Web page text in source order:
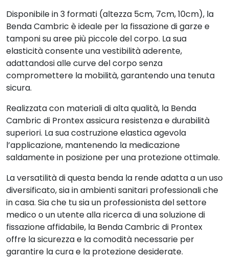
Disponibile in 3 formati (altezza 5cm, 7cm, 10cm), la
Benda Cambric è ideale per la fissazione di garze e
tamponi su aree più piccole del corpo. La sua
elasticità consente una vestibilità aderente,
adattandosi alle curve del corpo senza
compromettere la mobilità, garantendo una tenuta
sicura.
Realizzata con materiali di alta qualità, la Benda
Cambric di Prontex assicura resistenza e durabilità
superiori. La sua costruzione elastica agevola
l’applicazione, mantenendo la medicazione
saldamente in posizione per una protezione ottimale.
La versatilità di questa benda la rende adatta a un uso
diversificato, sia in ambienti sanitari professionali che
in casa. Sia che tu sia un professionista del settore
medico o un utente alla ricerca di una soluzione di
fissazione affidabile, la Benda Cambric di Prontex
offre la sicurezza e la comodità necessarie per
garantire la cura e la protezione desiderate.